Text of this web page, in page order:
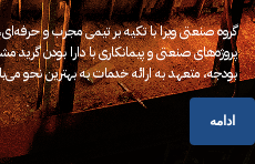
گروه صنعتی ویرا با تکیه بر تیمی مجرب و
پروژه‌های صنعتی و پیمانکاری با دارا بودن گرید
بودجه، متعهد به ارائه خدمات به بهترین نحو
ادامه